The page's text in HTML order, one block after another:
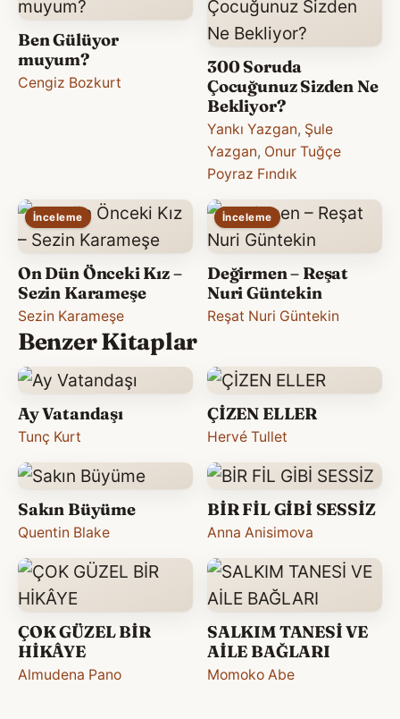
Ben Gülüyor
muyum?
Cengiz Bozkurt
300 Soruda
Çocuğunuz Sizden Ne
Bekliyor?
Yankı Yazgan, Şule
Yazgan, Onur Tuğçe
Poyraz Fındık
İnceleme
On Dün Önceki Kız –
Sezin Karameşe
Sezin Karameşe
İnceleme
Değirmen – Reşat
Nuri Güntekin
Reşat Nuri Güntekin
Benzer Kitaplar
Ay Vatandaşı
Tunç Kurt
ÇİZEN ELLER
Hervé Tullet
Sakın Büyüme
Quentin Blake
BİR FİL GİBİ SESSİZ
Anna Anisimova
ÇOK GÜZEL BİR
HİKÂYE
Almudena Pano
SALKIM TANESİ VE
AİLE BAĞLARI
Momoko Abe